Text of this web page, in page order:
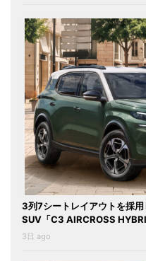
3列7シートレイアウトを採
SUV「C3 AIRCROSS
3日 ago